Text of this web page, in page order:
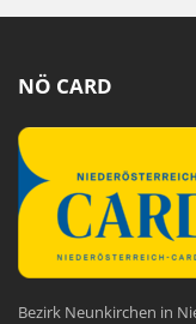
NÖ CARD
Bezirk Neunkirchen in